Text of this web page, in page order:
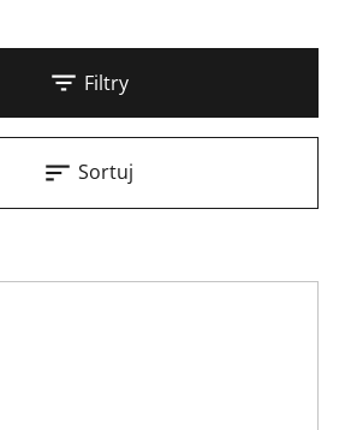
Filtry
Sortuj